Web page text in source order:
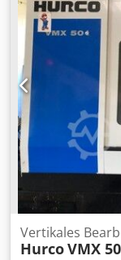
Vertikales
HurcoVMX